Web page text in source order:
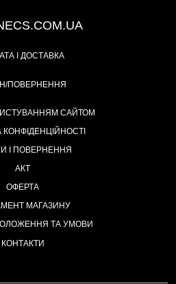
І ДОСТАВКА
ПОВЕРНЕННЯ
САЙТОМ
КОНФІДЕНЦІЙНОСТІ
І ПОВЕРНЕННЯ
АКТ
ОФЕРТА
МАГАЗИНУ
ТА УМОВИ
КОНТАКТИ